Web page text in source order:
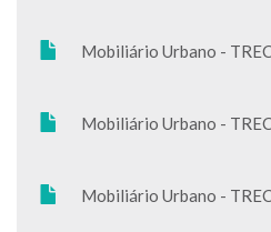
Mobiliário Urbano -
Mobiliário Urbano -
Mobiliário Urbano -